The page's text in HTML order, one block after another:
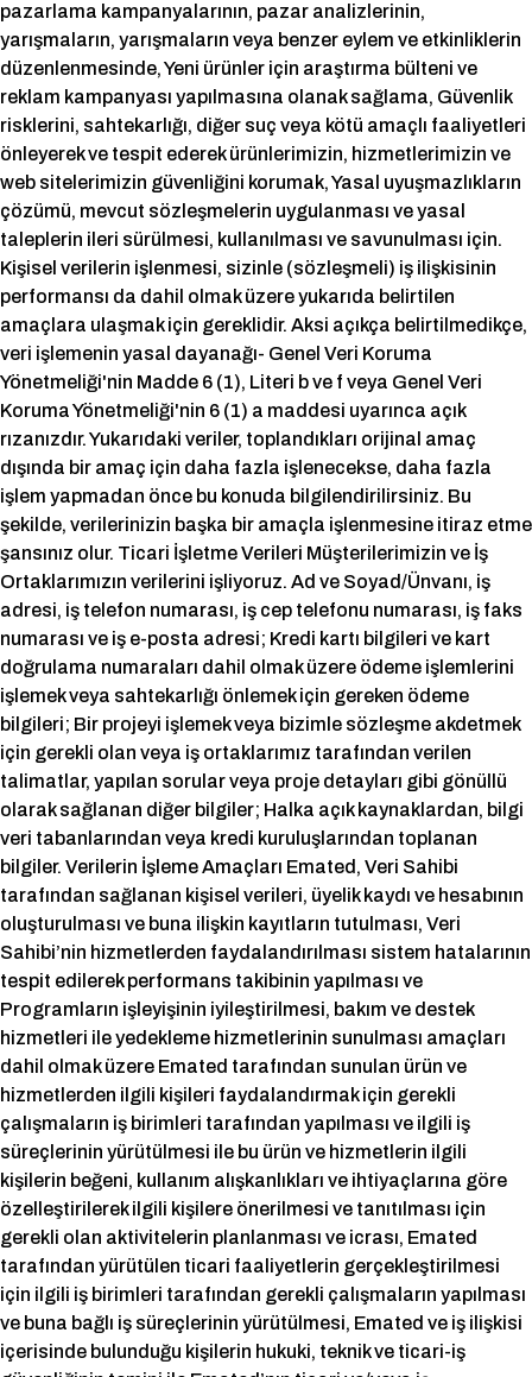
pazarlama kampanyalarının, pazar analizlerinin,
yarışmaların, yarışmaların veya benzer eylem ve etkinliklerin
düzenlenmesinde, Yeni ürünler için araştırma bülteni ve
reklam kampanyası yapılmasına olanak sağlama, Güvenlik
risklerini, sahtekarlığı, diğer suç veya kötü amaçlı faaliyetleri
önleyerek ve tespit ederek ürünlerimizin, hizmetlerimizin ve
web sitelerimizin güvenliğini korumak, Yasal uyuşmazlıkların
çözümü, mevcut sözleşmelerin uygulanması ve yasal
taleplerin ileri sürülmesi, kullanılması ve savunulması için.
Kişisel verilerin işlenmesi, sizinle (sözleşmeli) iş ilişkisinin
performansı da dahil olmak üzere yukarıda belirtilen
amaçlara ulaşmak için gereklidir. Aksi açıkça belirtilmedikçe,
veri işlemenin yasal dayanağı- Genel Veri Koruma
Yönetmeliği'nin Madde 6 (1), Literi b ve f veya Genel Veri
Koruma Yönetmeliği'nin 6 (1) a maddesi uyarınca açık
rızanızdır. Yukarıdaki veriler, toplandıkları orijinal amaç
dışında bir amaç için daha fazla işlenecekse, daha fazla
işlem yapmadan önce bu konuda bilgilendirilirsiniz. Bu
şekilde, verilerinizin başka bir amaçla işlenmesine itiraz etme
şansınız olur. Ticari İşletme Verileri Müşterilerimizin ve İş
Ortaklarımızın verilerini işliyoruz. Ad ve Soyad/Ünvanı, iş
adresi, iş telefon numarası, iş cep telefonu numarası, iş faks
numarası ve iş e-posta adresi; Kredi kartı bilgileri ve kart
doğrulama numaraları dahil olmak üzere ödeme işlemlerini
işlemek veya sahtekarlığı önlemek için gereken ödeme
bilgileri; Bir projeyi işlemek veya bizimle sözleşme akdetmek
için gerekli olan veya iş ortaklarımız tarafından verilen
talimatlar, yapılan sorular veya proje detayları gibi gönüllü
olarak sağlanan diğer bilgiler; Halka açık kaynaklardan, bilgi
veri tabanlarından veya kredi kuruluşlarından toplanan
bilgiler. Verilerin İşleme Amaçları Emated, Veri Sahibi
tarafından sağlanan kişisel verileri, üyelik kaydı ve hesabının
oluşturulması ve buna ilişkin kayıtların tutulması, Veri
Sahibi’nin hizmetlerden faydalandırılması sistem hatalarının
tespit edilerek performans takibinin yapılması ve
Programların işleyişinin iyileştirilmesi, bakım ve destek
hizmetleri ile yedekleme hizmetlerinin sunulması amaçları
dahil olmak üzere Emated tarafından sunulan ürün ve
hizmetlerden ilgili kişileri faydalandırmak için gerekli
çalışmaların iş birimleri tarafından yapılması ve ilgili iş
süreçlerinin yürütülmesi ile bu ürün ve hizmetlerin ilgili
kişilerin beğeni, kullanım alışkanlıkları ve ihtiyaçlarına göre
özelleştirilerek ilgili kişilere önerilmesi ve tanıtılması için
gerekli olan aktivitelerin planlanması ve icrası, Emated
tarafından yürütülen ticari faaliyetlerin gerçekleştirilmesi
için ilgili iş birimleri tarafından gerekli çalışmaların yapılması
ve buna bağlı iş süreçlerinin yürütülmesi, Emated ve iş ilişkisi
içerisinde bulunduğu kişilerin hukuki, teknik ve ticari-iş